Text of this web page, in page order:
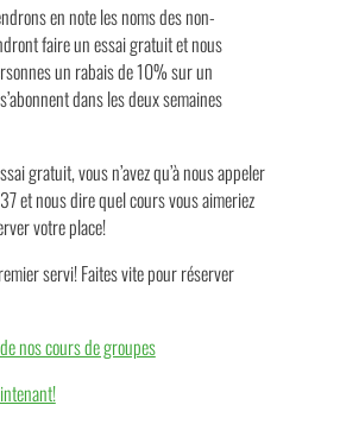
en note les noms des non-
faire un essai gratuit et nous
un rabais de 10% sur un
dans les deux semaines
gratuit, vous n’avez qu’à nous appeler
et nous dire quel cours vous aimeriez
votre place!
servi! Faites vite pour réserver
nos cours de groupes